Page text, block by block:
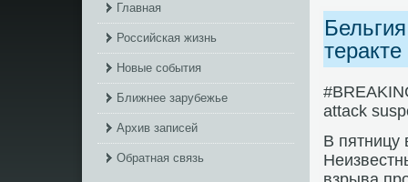
Главная
Российская жизнь
Новые события
Ближнее зарубежье
Архив записей
Обратная связь
attack
В пятницу